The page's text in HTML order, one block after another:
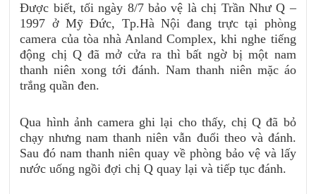
Được biết, tối ngày 8/7 bảo vệ là chị Trần Như Q –
1997 ở Mỹ Đức, Tp.Hà Nội đang trực tại phòng
camera của tòa nhà Anland Complex, khi nghe tiếng
động chị Q đã mở cửa ra thì bất ngờ bị một nam
thanh niên xong tới đánh. Nam thanh niên mặc áo
trắng quần đen.
Qua hình ảnh camera ghi lại cho thấy, chị Q đã bỏ
chạy nhưng nam thanh niên vẫn đuổi theo và đánh.
Sau đó nam thanh niên quay về phòng bảo vệ và lấy
nước uống ngồi đợi chị Q quay lại và tiếp tục đánh.